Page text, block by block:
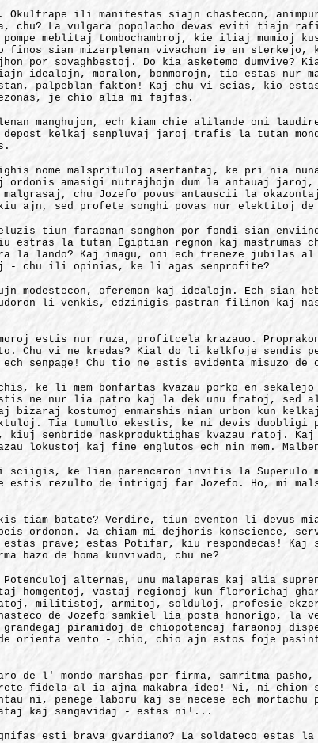
ili manifestas siajn chastecon,
chu? La vulgara popolacho devas eviti tiajn
meblitaj tombochambroj, kie iliaj mumioj
sian mizerplenan vivachon ie en sterkejo,
por sovaghbestoj. Do kia asketemo dumvive?
iajn idealojn, moralon, bonmorojn, tio estas nur
palpeblan fakton! Kaj chu vi scias, kio
je chio alia mi fajfas.
manghujon, ech kiam chie alilande oni
depost kelkaj senpluvaj jaroj trafis la tutan
nome malsprituloj asertantaj, ke pri nia
amasigi nutrajhojn dum la antauaj
chu Jozefo povus antauscii la
ajn, sed profete songhi povas nur elektitoj de
tiun faraonan songhon por fondi sian
la tutan Egiptian regnon kaj mastrumas
la lando? Kaj imagu, oni ech freneze
- chu ili opinias, ke li agas senprofite?
oferemon kaj idealojn. Ech sian
li venkis, edzinigis pastran filinon kaj
estis nur ruza, profitcela krazauo.
Chu vi ne kredas? Kial do li kelkfoje sendis
senpage! Chu tio ne estis evidenta misuzo de
ke li mem bonfartas kvazau porko en
ne nur lia patro kaj la dek unu fratoj, sed
bizaraj kostumoj enmarshis nian urbon kun
Tia tumulto ekestis, ke ni devis
senbride naskproduktighas kvazau ratoj. Kaj
lokustoj kaj fine englutos ech nin mem.
ke lian parencaron invitis la Superulo
rezulto de intrigoj far Jozefo. Ho, mi
tiam batate? Verdire, tiun eventon li devus
ordonon. Ja chiam mi dejhoris konscience,
prave; estas Potifar, kiu respondecas! Kaj
de homa kunvivado, chu ne?
alternas, unu malaperas kaj alia
homgentoj, vastaj regionoj kun flororichaj
militistoj, armitoj, solduloj, profesie
de Jozefo samkiel lia posta honorigo, la
piramidoj de chiopotencaj faraonoj
de orienta vento - chio, chio ajn estos foje
l' mondo marshas per firma, samritma
fidela al ia-ajna makabra ideo! Ni, ni
ni, penege laboru kaj se necese ech
kaj sangavidaj - estas ni!...
esti brava gvardiano? La soldateco